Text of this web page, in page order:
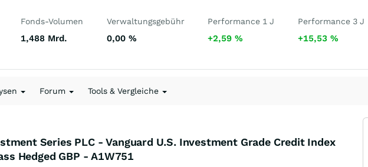
Fonds-Volumen
1,488 Mrd.
Verwaltungsgebühr
0,00 %
Performance 1 J
+2,59%
Performance 3 J
+15,53%
Forum Tools & Vergleiche
Series PLC - Vanguard U.S. Investment Grade Credit Index
Hedged GBP - A1W751